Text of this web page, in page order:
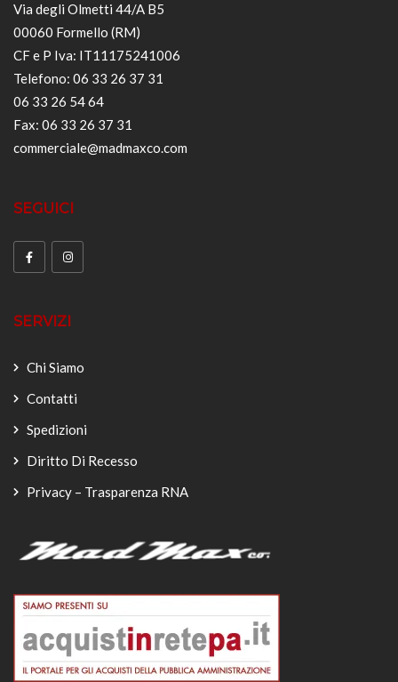
Via degli Olmetti 44/A B5
00060 Formello (RM)
CF e P Iva: IT11175241006
Telefono: 06 33 26 37 31
06 33 26 54 64
Fax: 06 33 26 37 31
commerciale@madmaxco.com
SEGUICI
SERVIZI
Chi Siamo
Contatti
Spedizioni
Diritto Di Recesso
Privacy – Trasparenza RNA